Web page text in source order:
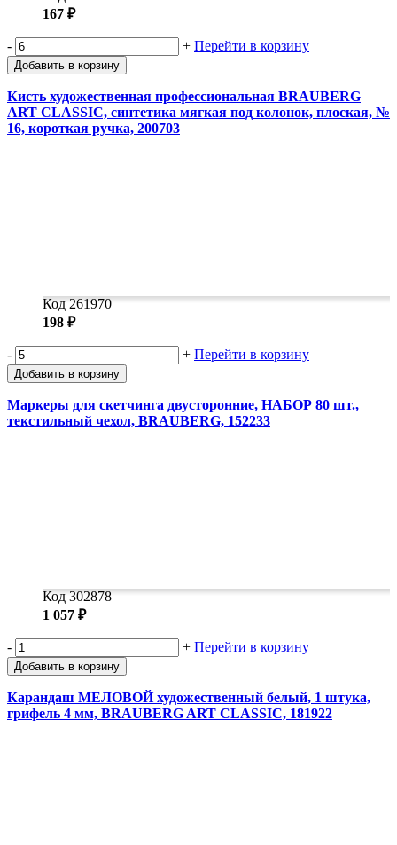
167 ₽
- + Перейти в корзину
Добавить в корзину
Кисть художественная профессиональная BRAUBERG
ART CLASSIC, синтетика мягкая под колонок, плоская, №
16, короткая ручка, 200703
Код 261970
198 ₽
- + Перейти в корзину
Добавить в корзину
Маркеры для скетчинга двусторонние, НАБОР 80 шт.,
текстильный чехол, BRAUBERG, 152233
Код 302878
1 057 ₽
- + Перейти в корзину
Добавить в корзину
Карандаш МЕЛОВОЙ художественный белый, 1 штука,
грифель 4 мм, BRAUBERG ART CLASSIC, 181922